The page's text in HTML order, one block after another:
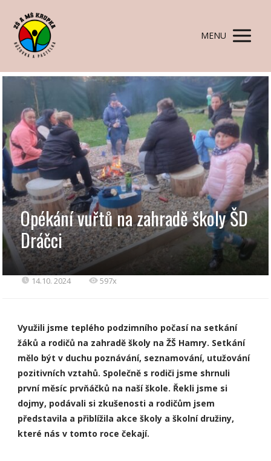
MENU
Opékání vuřtů na zahradě školy ŠD
Dráčci
14.10. 2024 597x
Využili jsme teplého podzimního počasí na setkání
žáků a rodičů na zahradě školy na ŽŠ Hamry. Setkání
mělo být v duchu poznávání, seznamování, utužování
pozitivních vztahů. Společně s rodiči jsme shrnuli
první měsíc prvňáčků na naší škole. Řekli jsme si
dojmy, podávali si zkušenosti a rodičům jsem
představila a přiblížila akce školy a školní družiny,
které nás v tomto roce čekají.